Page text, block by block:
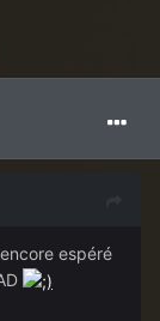
espéré